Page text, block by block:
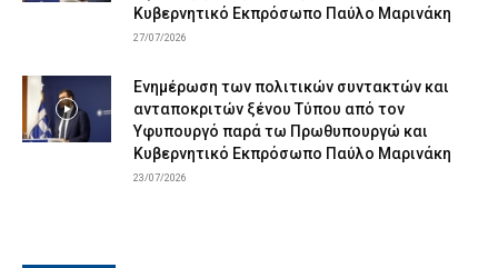
Κυβερνητικό Εκπρόσωπο Παύλο Μαρινάκη
27/07/2026
Ενημέρωση των πολιτικών συντακτών και
ανταποκριτών ξένου Τύπου από τον
Υφυπουργό παρά τω Πρωθυπουργώ και
Κυβερνητικό Εκπρόσωπο Παύλο Μαρινάκη
23/07/2026